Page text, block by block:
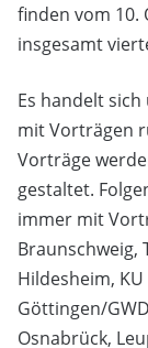
finden vom 10.
insgesamt
Es handelt
mit Vorträgen
Vorträge
gestaltet.
immer mit
Braunschweig,
Hildesheim,
Göttingen/
Osnabrück,